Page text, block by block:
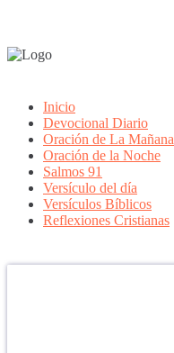
Inicio
Devocional Diario
Oración de La Mañana
Oración de la Noche
Salmos 91
Versículo del día
Versículos Bíblicos
Reflexiones Cristianas